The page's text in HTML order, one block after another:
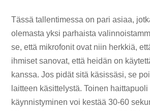
Tässä tallentimessa on pari asiaa,
olemasta yksi parhaista
se, että mikrofonit ovat niin herkkiä,
ihmiset sanovat, että heidän on
kanssa. Jos pidät sitä käsissäsi, se
laitteen käsittelystä. Toinen
käynnistyminen voi kestää 30-60